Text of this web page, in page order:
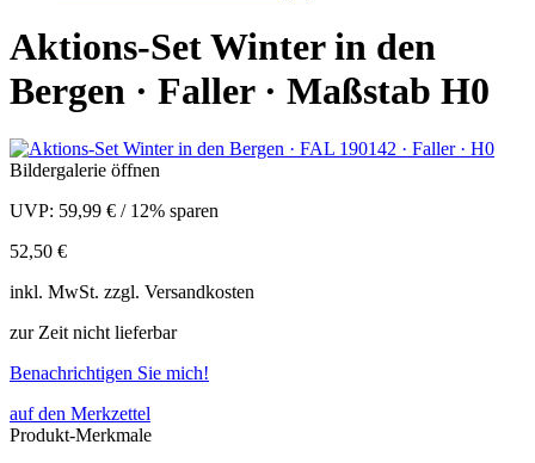
Aktions-Set Winter in den
Bergen · Faller · Maßstab H0
Bildergalerie öffnen
UVP: 59,99 € / 12% sparen
52,50 €
inkl. MwSt. zzgl. Versandkosten
zur Zeit nicht lieferbar
Benachrichtigen Sie mich!
auf den Merkzettel
Produkt-Merkmale